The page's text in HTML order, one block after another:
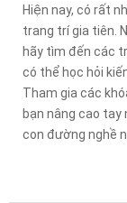
Hiện nay, có rất
trang trí gia tiên.
hãy tìm đến các
có thể học hỏi
Tham gia các
bạn nâng cao
con đường nghề